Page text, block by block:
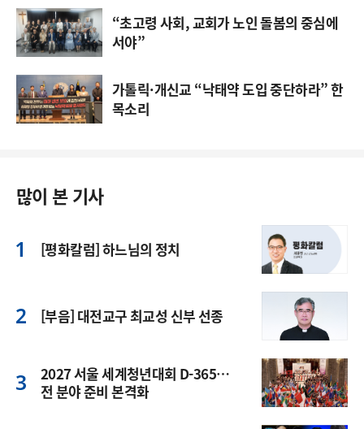
“초고령 사회, 교회가 노인 돌봄의 중심에
서야”
가톨릭·개신교 “낙태약 도입 중단하라” 한
목소리
많이 본 기사
[평화칼럼] 하느님의 정치
[부음] 대전교구 최교성 신부 선종
2027 서울 세계청년대회 D-365…
전 분야 준비 본격화